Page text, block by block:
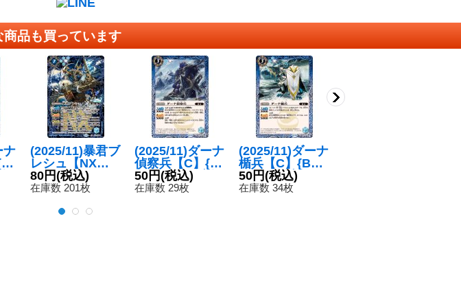
品も買っています
ナ
(2025/11)暴君ブ
レシュ【NX】
{BS71-NX03}
《青》
80円(税込)
在庫数 201枚
(2025/11)ダーナ
偵察兵【C】{B
S71-053}《青》
50円(税込)
在庫数 29枚
(2025/11)ダーナ
楯兵【C】{BS7
1-054}《青》
50円(税込)
在庫数 34枚